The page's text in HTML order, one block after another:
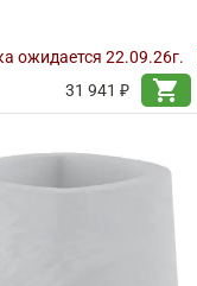
ожидается 22.09.26г.
31 941 ₽
shopping_cart